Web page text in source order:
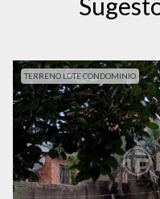
TERRENO LOTE CONDOMINIO